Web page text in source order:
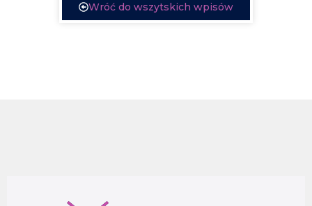
Wróć do wszytskich wpisów